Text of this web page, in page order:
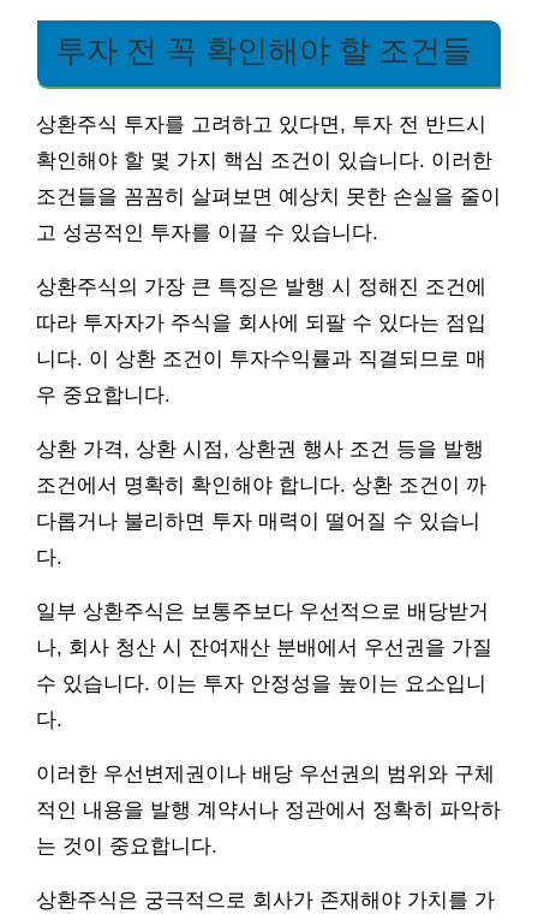
투자 전 꼭 확인해야 할 조건들
상환주식 투자를 고려하고 있다면, 투자 전 반드시
확인해야 할 몇 가지 핵심 조건이 있습니다. 이러한
조건들을 꼼꼼히 살펴보면 예상치 못한 손실을 줄이
고 성공적인 투자를 이끌 수 있습니다.
상환주식의 가장 큰 특징은 발행 시 정해진 조건에
따라 투자자가 주식을 회사에 되팔 수 있다는 점입
니다. 이 상환 조건이 투자수익률과 직결되므로 매
우 중요합니다.
상환 가격, 상환 시점, 상환권 행사 조건 등을 발행
조건에서 명확히 확인해야 합니다. 상환 조건이 까
다롭거나 불리하면 투자 매력이 떨어질 수 있습니
다.
일부 상환주식은 보통주보다 우선적으로 배당받거
나, 회사 청산 시 잔여재산 분배에서 우선권을 가질
수 있습니다. 이는 투자 안정성을 높이는 요소입니
다.
이러한 우선변제권이나 배당 우선권의 범위와 구체
적인 내용을 발행 계약서나 정관에서 정확히 파악하
는 것이 중요합니다.
상환주식은 궁극적으로 회사가 존재해야 가치를 가